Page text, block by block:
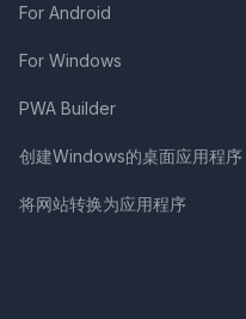
For Android
For Windows
PWA Builder
创建Windows的桌面应用程序
将网站转换为应用程序